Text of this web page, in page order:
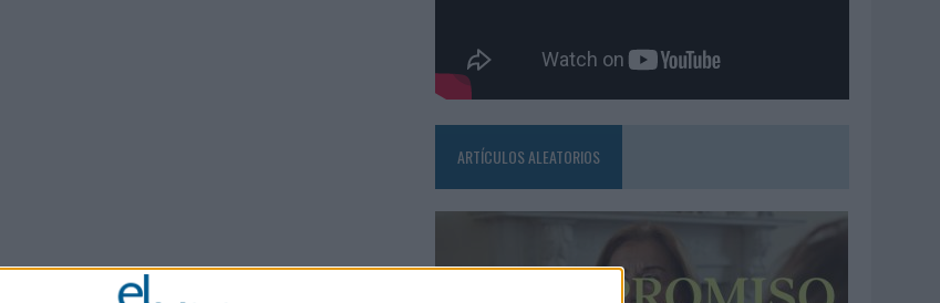
ARTÍCULOS ALEATORIOS